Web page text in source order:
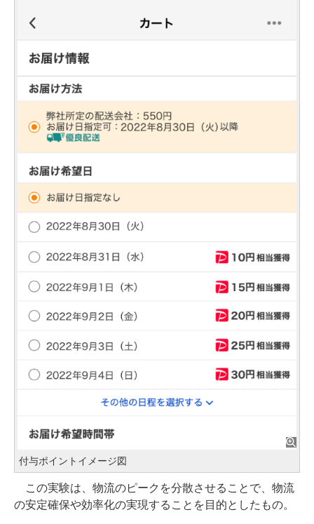
付与ポイントイメージ図
この実験は、物流のピークを分散させることで、物流
の安定確保や効率化の実現することを目的としたもの。